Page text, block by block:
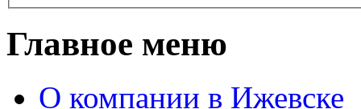
Главное меню
О компании в Ижевске